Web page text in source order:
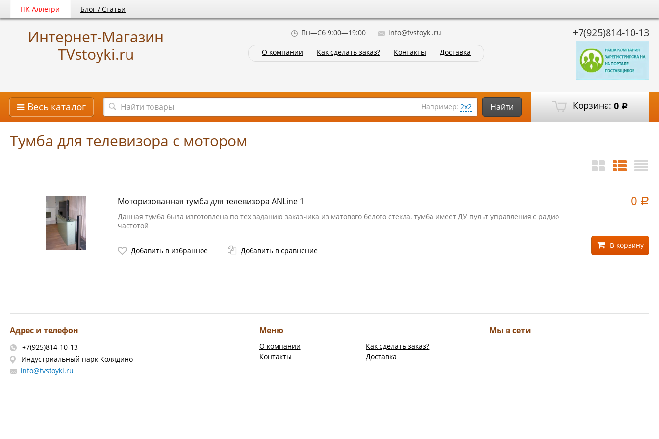
ПК Аллегри Блог / Статьи
Интернет-Магазин
TVstoyki.ru
+7(925)814-10-13
Пн—Сб 9:00—19:00 info@tvstoyki.ru
О компании Как сделать заказ? Контакты Доставка
Корзина: 0 Р
Весь каталог Например: 2х2 Найти
Тумба для телевизора с мотором
Моторизованная тумба для телевизора ANLine 1
Данная тумба была изготовлена по тех заданию заказчика из матового белого стекла, тумба имеет ДУ пульт управления с радио
частотой
Добавить в избранное Добавить в сравнение
0 Р
В корзину
Адрес и телефон
+7(925)814-10-13
Индустриальный парк Колядино
info@tvstoyki.ru
Мы в сети
Меню
О компании
Как сделать заказ?
Контакты
Доставка